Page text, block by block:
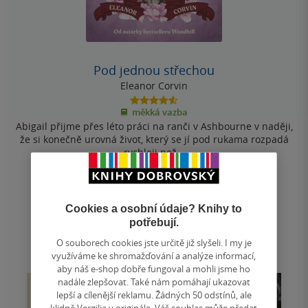
Pod jednou střechou
Eleanor Corvin
4.6
z
5
hvězdiček
měkká vazba
Abigail přijme přes léto práci na ranči v Ashbourne v naději,
že si konečně urovná život, který se jí pod rukama rozpadá
rychleji než...
319 Kč
Do košíku
Uložit do seznamu
Cookies a osobní údaje? Knihy to
potřebují.
O souborech cookies jste určitě již slyšeli. I my je
využíváme ke shromažďování a analýze informací,
aby náš e-shop dobře fungoval a mohli jsme ho
nadále zlepšovat. Také nám pomáhají ukazovat
lepší a cílenější reklamu. Žádných 50 odstínů, ale